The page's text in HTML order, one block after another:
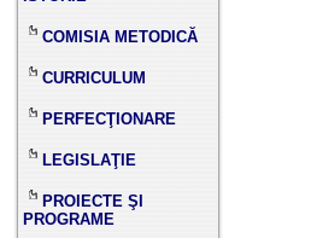
COMISIA METODICĂ
CURRICULUM
PERFECŢIONARE
LEGISLAŢIE
PROIECTE ŞI
PROGRAME